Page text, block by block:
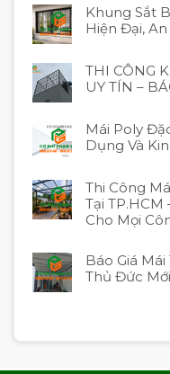
Khung Sắt
Hiện Đại,
THI CÔNG
UY TÍN –
Mái Poly
Dụng Và
Thi Công
Tại TP.HCM
Cho Mọi
Báo Giá
Thủ Đức